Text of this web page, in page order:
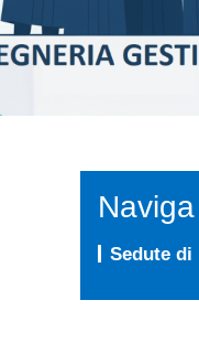
Sedute di